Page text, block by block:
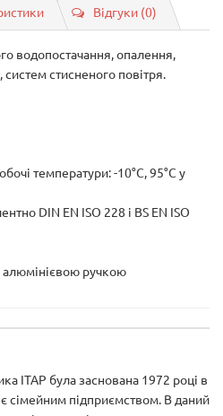
Відгуки (0)
водопостачання, опалення,
стисненого повітря.
температури: -10°C, 95°C у
DIN EN ISO 228 і BS EN ISO
алюмінієвою ручкою
ITAP була заснована 1972 році в
є сімейним підприємством. В даний